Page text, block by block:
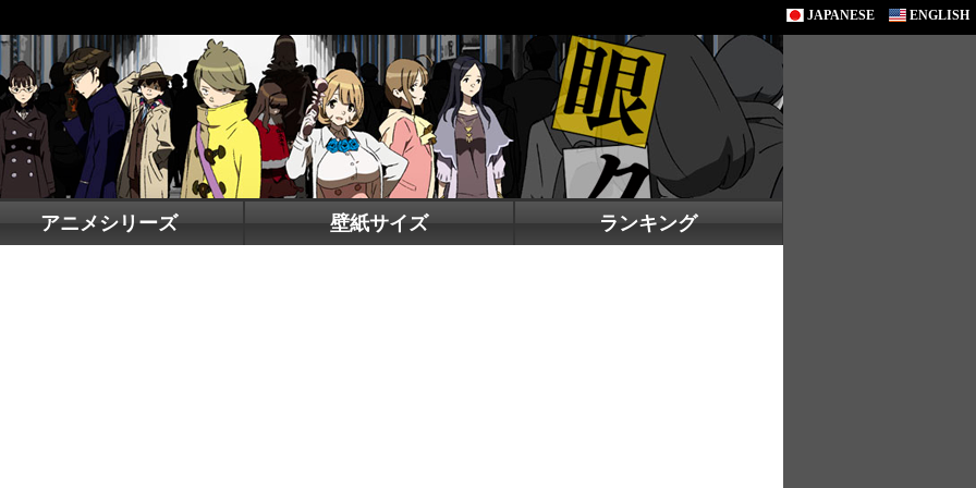
JAPANESE ENGLISH
アニメシリーズ 壁紙サイズ ランキング